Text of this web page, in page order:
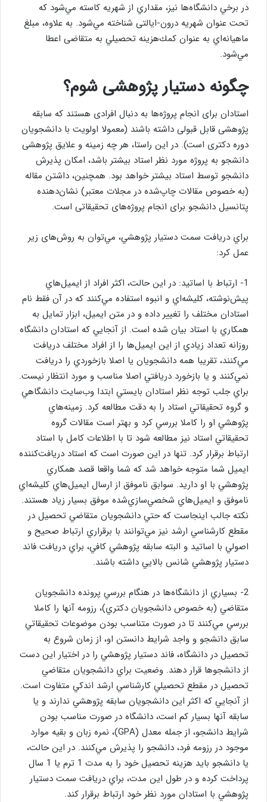
در برخي دانشگاه‌ها نيز، مقداري از شهريه كاسته مي‌شود كه
تحت عنوان شهریه درون-ایالتی شناخته مي‌شود. به علاوه، مبلغ
ماهيانه‌اي به عنوان كمك‌هزينه تحصيلي به متقاضی اعطا
مي‌شود.
چگونه دستيار پژوهشی شوم؟
استادان برای انجام پروژه‌ها به دنبال افرادی هستند که سابقه
پژوهشی قابل قبولی داشته باشند (معمولا اولویت با دانشجویان
دوره دکتری است). در این راستا، هر چه زمینه و علایق پژوهشی
دانشجو به پروژه مورد نظر استاد بیشتر باشد، امکان پذیرش
دانشجو توسط استاد بیشتر خواهد بود. همچنین، داشتن مقاله
(به خصوص مقالات چاپ‌شده در مجلات معتبر) نشان‌دهنده
پتانسیل دانشجو برای انجام پروژه‌های تحقیقاتی است.
براي دريافت سمت دستیار پژوهشي، مي‌توان به روش‌های زیر
عمل كرد:
1- ارتباط با اساتيد: در اين حالت، اكثر افراد از ايميل‌هاي
پيش‌نوشته، كليشه‌اي و انبوه استفاده مي‌كنند كه در آن فقط نام
استادان مختلف را تغيير داده و در متن ايميل، ابزار تمايل به
همكاري با استاد بيان شده است. از آنجايي كه استادان دانشگاه
روزانه تعداد زيادي از اين ايميل‌ها را از افراد مختلف دريافت
مي‌كنند، تقريبا همه دانشجويان يا اصلا بازخوردي را دريافت
نمي‌كنند و يا بازخورد دريافتي اصلا مناسب و مورد انتظار نيست.
براي جلب توجه نظر استادان بايستي ابتدا وب‌سايت دانشگاهي
و گروه تحقيقاتي استاد را به دقت مطالعه كرد. زمينه‌هاي
پژوهشي او را كاملا بررسي كرد و بهتر است مقالات گروه
تحقيقاتي استاد نيز مطالعه شود تا با اطلاعات كامل با استاد
ارتباط برقرار كرد. تنها در اين صورت است كه استاد دريافت‌كننده
ايميل شما متوجه خواهد شد كه شما واقعا قصد همكاري
پژوهشي با او داريد. سوابق ناموفق از ارسال ايميل‌هاي كليشه‌اي
ناموفق و ايميل‌هاي شخصي‌سازي‌شده موفق بسيار زياد هستند.
نكته جالب اينجاست كه حتي دانشجويان متقاضي تحصيل در
مقطع كارشناسي ارشد نيز مي‌‎توانند با برقراري ارتباط صحيح و
اصولي با اساتيد و البته سابقه پژوهشي كافي، براي دريافت فاند
دستيار پژوهشي شانس بالايي داشته باشند.
2- بسياري از دانشگاه‌ها در هنگام بررسي پرونده دانشجويان
متقاضي (به خصوص دانشجويان دكتري)، رزومه آنها را كاملا
بررسي مي‌كنند تا در صورت متناسب بودن موضوعات تحقيقاتي
سابق دانشجو و واجد شرايط دانستن او، از زمان شروع به
تحصيل در دانشگاه، فاند دستیار پژوهشي را در اختيار اين دست
از دانشجوها قرار دهند. وضعيت براي دانشجويان متقاضي
تحصيل در مقطع تحصيلي كارشناسي ارشد اندكي متفاوت است.
از آنجايي كه اكثر اين دانشجويان سابقه پژوهشي ندارند و يا
سابقه آنها بسيار كم است، دانشگاه در صورت مناسب بودن
شرايط دانشجو، از جمله معدل (GPA)، نمره زبان و بقيه موارد
موجود در رزومه فرد، دانشجو را پذيرش مي‌كنند. در اين حالت،
يا دانشجو بايد هزينه تحصيل خود را به مدت 1 ترم يا 1 سال
پرداخت کرده و در طول اين مدت، براي دريافت سمت دستيار
پژوهشي با استادان مورد نظر خود ارتباط برقرار كند.